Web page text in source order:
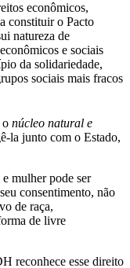
econômicos,
constituir o Pacto
natureza de
e sociais
da solidariedade,
sociais mais fracos
o núcleo natural e
la junto com o Estado,
mulher pode ser
consentimento, não
de raça,
de livre
reconhece esse direito